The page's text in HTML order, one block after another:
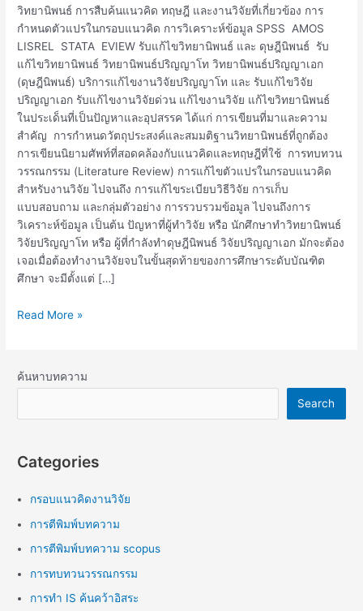
วิทยานิพนธ์ การสืบค้นแนวคิด ทฤษฎี และงานวิจัยที่เกี่ยวข้อง การ
กำหนดตัวแปรในกรอบแนวคิด การวิเคราะห์ข้อมูล SPSS AMOS
LISREL STATA EVIEW รับแก้ไขวิทยานิพนธ์ และ ดุษฎีนิพนธ์ รับ
แก้ไขวิทยานิพนธ์ วิทยานิพนธ์ปริญญาโท วิทยานิพนธ์ปริญญาเอก
(ดุษฎีนิพนธ์) บริการแก้ไขงานวิจัยปริญญาโท และ รับแก้ไขวิจัย
ปริญญาเอก รับแก้ไขงานวิจัยด่วน แก้ไขงานวิจัย แก้ไขวิทยานิพนธ์
ในประเด็นที่เป็นปัญหาและอุปสรรค ได้แก่ การเขียนที่มาและความ
สำคัญ การกำหนดวัตถุประสงค์และสมมติฐานวิทยานิพนธ์ที่ถูกต้อง
การเขียนนิยามศัพท์ที่สอดคล้องกับแนวคิดและทฤษฎีที่ใช้ การทบทวน
วรรณกรรม (Literature Review) การแก้ไขตัวแปรในกรอบแนวคิด
สำหรับงานวิจัย ไปจนถึง การแก้ไขระเบียบวิธีวิจัย การเก็บ
แบบสอบถาม และกลุ่มตัวอย่าง การรวบรวมข้อมูล ไปจนถึงการ
วิเคราะห์ข้อมูล เป็นต้น ปัญหาที่ผู้ทำวิจัย หรือ นักศึกษาทำวิทยานิพนธ์
วิจัยปริญญาโท หรือ ผู้ที่กำลังทำดุษฎีนิพนธ์ วิจัยปริญญาเอก มักจะต้อง
เจอเมื่อต้องทำงานวิจัยจบในขั้นสุดท้ายของการศึกษาระดับบัณฑิต
ศึกษา จะมีตั้งแต่ […]
Read More »
ค้นหาบทความ
Search
Categories
กรอบแนวคิดงานวิจัย
การตีพิมพ์บทความ
การตีพิมพ์บทความ scopus
การทบทวนวรรณกรรม
การทำ IS ค้นคว้าอิสระ